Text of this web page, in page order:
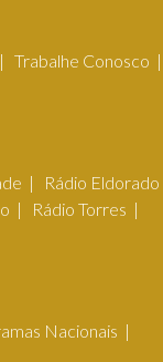
Trabalhe Conosco
Rádio Eldorado
Rádio Torres
Nacionais